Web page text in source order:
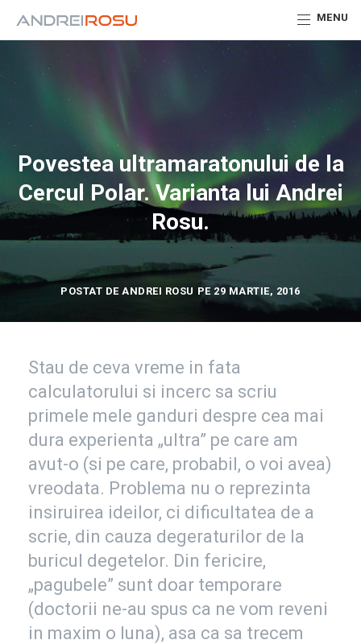
MENU
Povestea ultramaratonului de la
Cercul Polar. Varianta lui Andrei
Rosu.
POSTAT DE ANDREI ROSU PE 29 MARTIE, 2016
Stau de ceva vreme in fata
calculatorului si incerc sa scriu
primele mele ganduri despre cea mai
dura experienta „ultra” pe care am
avut-o (si pe care, probabil, o voi avea)
vreodata. Problema nu o reprezinta
insiruirea ideilor, ci dificultatea de a
scrie, din cauza degeraturilor de la
buricul degetelor. Din fericire,
„pagubele” sunt doar temporare
(doctorii ne-au spus ca ne vom reveni
in maxim o luna), asa ca sa trecem